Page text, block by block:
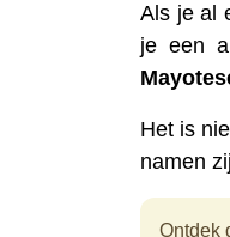
Als je al
je een
Het is
namen
Ontdek